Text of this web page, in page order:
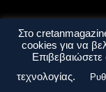
Ταυτότητα
Στο
cookies για να
Επιβεβαιώσετε
τεχνολογίας.